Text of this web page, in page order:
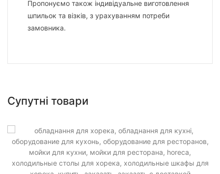
Пропонуємо також індивідуальне виготовлення
шпильок та візків, з урахуванням потреби
замовника.
Супутні товари